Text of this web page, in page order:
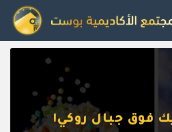
فوق جبال روكي!